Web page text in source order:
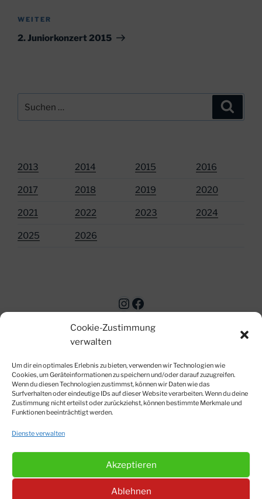
Cookie-Zustimmung
verwalten
Um dir ein optimales Erlebnis zu bieten, verwenden wir Technologien wie
Cookies, um Geräteinformationen zu speichern und/oder darauf zuzugreifen.
Wenn du diesen Technologien zustimmst, können wir Daten wie das
Surfverhalten oder eindeutige IDs auf dieser Website verarbeiten. Wenn du deine
Zustimmung nicht erteilst oder zurückziehst, können bestimmte Merkmale und
Funktionen beeinträchtigt werden.
Dienste verwalten
Akzeptieren
Ablehnen
Nächster
Beitrag
WEITER
2. Juniorkonzert 2015
nach:
2013 2014 2015 2016
2017 2018 2019 2020
2021 2022 2023 2024
2025 2026
Instagram
Facebook
© Matthias Siegert-Strobl 2012-2026
Impressum|Datenschutzerklärung